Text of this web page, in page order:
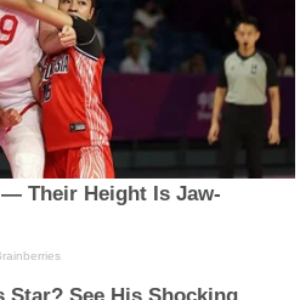
Their Height Is Jaw-